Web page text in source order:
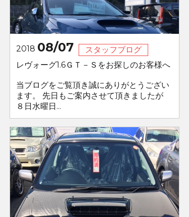
2018 08/07
スタッフブログ
レヴォーグ1.6ＧＴ－Ｓをお探しのお客様へ
当ブログをご覧頂き誠にありがとうござい
ます。 先日もご案内させて頂きましたが
８日水曜日...